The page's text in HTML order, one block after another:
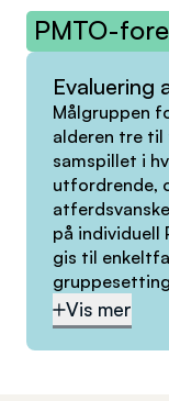
PMTO-
Evaluering
Målgruppen
alderen tre til
samspillet i
utfordrende,
på individuell
gis til
Vis mer